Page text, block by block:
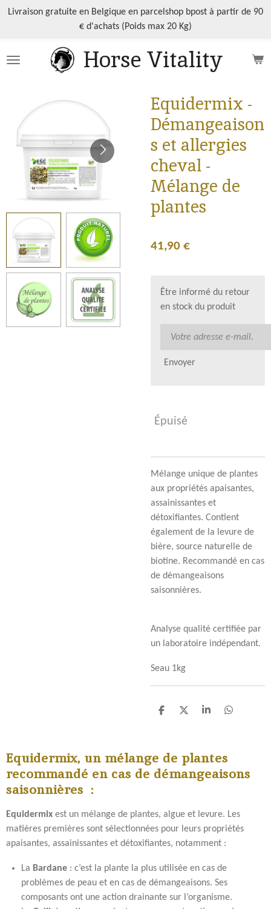
Passer
principal
Horse Vitality
Livraison gratuite en Belgique en parcelshop bpost à partir de 90
€ d'achats (Poids max 20 Kg)
Equidermix -
Démangeaison
s et allergies
cheval -
Mélange de
plantes
41,90 €
Être informé du retour
en stock du produit
Envoyer
Épuisé
Mélange unique de plantes
aux propriétés apaisantes,
assainissantes et
détoxifiantes. Contient
également de la levure de
bière, source naturelle de
biotine. Recommandé en cas
de démangeaisons
saisonnières.
Analyse qualité certifiée par
un laboratoire indépendant.
Seau 1kg
P
a
g
e
P
a
g
e
P
a
g
e
P
e
Equidermix, un mélange de plantes
recommandé en cas de démangeaisons
saisonnières :
Equidermix est un mélange de plantes, algue et levure. Les
matières premières sont sélectionnées pour leurs propriétés
apaisantes, assainissantes et détoxifiantes, notamment :
La Bardane : c’est la plante la plus utilisée en cas de
problèmes de peau et en cas de démangeaisons. Ses
composants ont une action drainante sur l’organisme.